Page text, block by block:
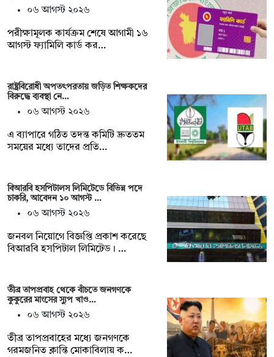
০৬ আগস্ট ২০২৬
পরীক্ষামূলক কার্যক্রম শেষে আগামী ১৬
আগস্ট ফ্যামিলি কার্ড কর…
রাষ্ট্রবিরোধী অপতৎপরতায় জড়িত শিক্ষকদের
বিরুদ্ধে ব্যবস্থা নে…
০৬ আগস্ট ২০২৬
এ ব্যাপারে গঠিত তদন্ত কমিটি দ্রুততম
সময়ের মধ্যে তাদের প্রতি…
বিআরবি হসপিটালস লিমিটেডে বিভিন্ন পদে
চাকরি, আবেদন ১০ আগস্ট …
০৬ আগস্ট ২০২৬
জনবল নিয়োগে বিজ্ঞপ্তি প্রকাশ করেছে
বিআরবি হসপিটাল লিমিটেড। …
তীব্র তাপপ্রবাহ থেকে বাঁচতে জনগণকে
কুকুরের মাংসের স্যুপ খাও…
০৬ আগস্ট ২০২৬
তীব্র তাপপ্রবাহের মধ্যে জনগণকে
গরমজনিত ক্লান্তি মোকাবিলায় ক…